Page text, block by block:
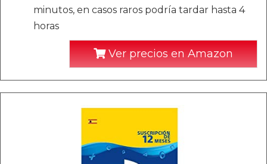
minutos, en casos raros podría tardar hasta 4
horas
Ver precios en Amazon